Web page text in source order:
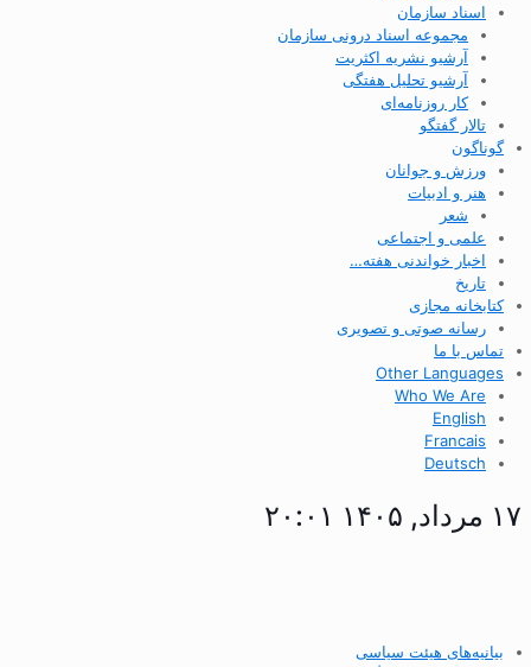
اسناد سازمان
مجموعه اسناد درونی سازمان
آرشیو نشریه اکثریت
آرشیو تحلیل هفتگی
کار روزنامه‌ای
تالار گفتگو
گوناگون
ورزش و جوانان
هنر و ادبیات
شعر
علمی و اجتماعی
اخبار خواندنی هفته…
تاریخ
کتابخانه مجازی
رسانه صوتی و تصویری
تماس با ما
Other Languages
Who We Are
English
Francais
Deutsch
۱۷ مرداد, ۱۴۰۵ ۲۰:۰۱
بیانیه‌های هیئت سیاسی